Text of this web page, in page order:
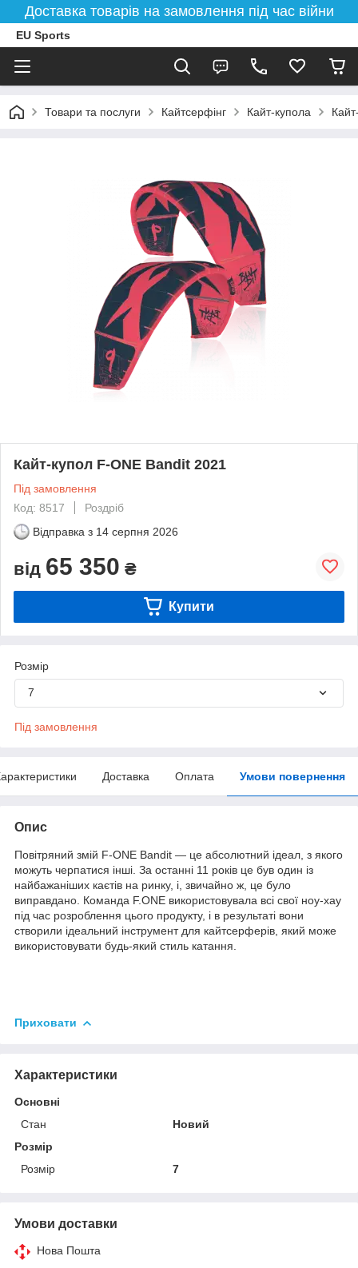
Доставка товарів на замовлення під час війни
EU Sports
Товари та послуги Кайтсерфінг Кайт-купола
Кайт-купол F-ONE Bandit 2021
Під замовлення
Код: 8517
Роздріб
Відправка з 14 серпня 2026
від 65 350 ₴
Купити
Розмір
7
Під замовлення
Доставка Оплата Умови повернення
Опис
Повітряний змій F-ONE Bandit — це абсолютний ідеал, з якого
можуть черпатися інші. За останні 11 років це був один із
найбажаніших каєтів на ринку, і, звичайно ж, це було
виправдано. Команда F.ONE використовувала всі свої ноу-хау
під час розроблення цього продукту, і в результаті вони
створили ідеальний інструмент для кайтсерферів, який може
використовувати будь-який стиль катання.
Приховати
Характеристики
Основні
Стан
Новий
Розмір
Розмір
7
Умови доставки
Нова Пошта